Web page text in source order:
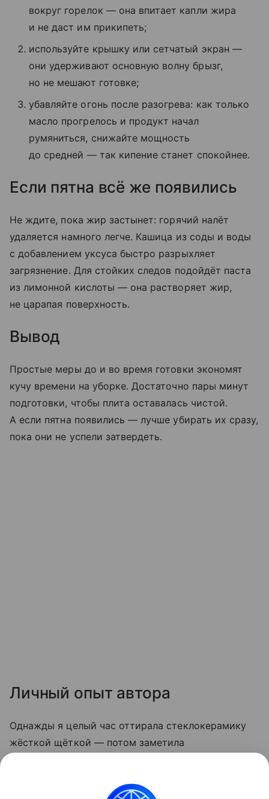
вокруг горелок — она впитает капли жира
и не даст им прикипеть;
используйте крышку или сетчатый экран —
они удерживают основную волну брызг,
но не мешают готовке;
убавляйте огонь после разогрева: как только
масло прогрелось и продукт начал
румяниться, снижайте мощность
до средней — так кипение станет спокойнее.
Если пятна всё же появились
Не ждите, пока жир застынет: горячий налёт
удаляется намного легче. Кашица из соды и воды
с добавлением уксуса быстро разрыхляет
загрязнение. Для стойких следов подойдёт паста
из лимонной кислоты — она растворяет жир,
не царапая поверхность.
Вывод
Простые меры до и во время готовки экономят
кучу времени на уборке. Достаточно пары минут
подготовки, чтобы плита оставалась чистой.
А если пятна появились — лучше убирать их сразу,
пока они не успели затвердеть.
Личный опыт автора
Однажды я целый час оттирала стеклокерамику
жёсткой щёткой — потом заметила
стороной губки и содой. Теперь плита выглядит